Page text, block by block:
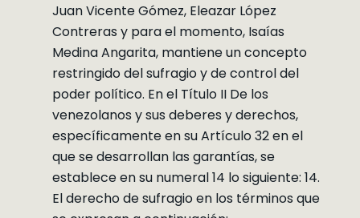
Juan Vicente Gómez, Eleazar López
Contreras y para el momento, Isaías
Medina Angarita, mantiene un concepto
restringido del sufragio y de control del
poder político. En el Título II De los
venezolanos y sus deberes y derechos,
específicamente en su Artículo 32 en el
que se desarrollan las garantías, se
establece en su numeral 14 lo siguiente: 14.
El derecho de sufragio en los términos que